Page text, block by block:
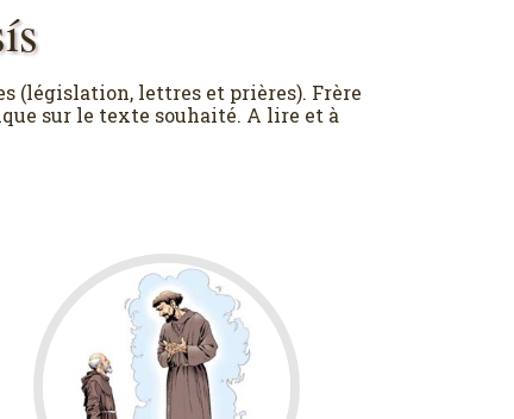
(législation, lettres et prières). Frère
sur le texte souhaité. A lire et à